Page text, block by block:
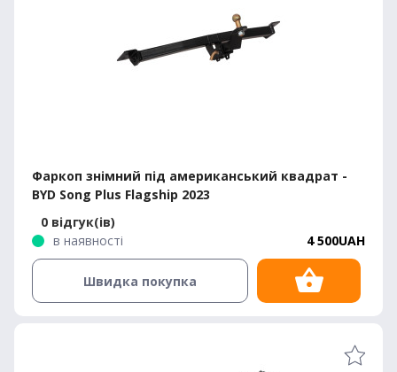
Фаркоп знімний під американський квадрат -
BYD Song Plus Flagship 2023
0 відгук(ів)
в наявності
4 500UAH
Швидка покупка